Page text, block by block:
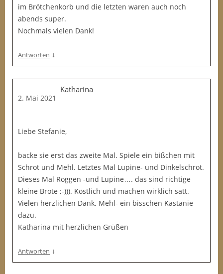
im Brötchenkorb und die letzten waren auch noch
abends super.
Nochmals vielen Dank!
Antworten ↓
Katharina
2. Mai 2021
Liebe Stefanie,
backe sie erst das zweite Mal. Spiele ein bißchen mit
Schrot und Mehl. Letztes Mal Lupine- und Dinkelschrot.
Dieses Mal Roggen -und Lupine…. das sind richtige
kleine Brote ;-))). Köstlich und machen wirklich satt.
Vielen herzlichen Dank. Mehl- ein bisschen Kastanie
dazu.
Katharina mit herzlichen Grüßen
Antworten ↓